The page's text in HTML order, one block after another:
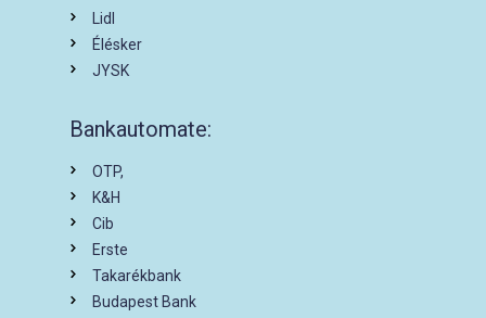
Lidl
Élésker
JYSK
Bankautomate:
OTP,
K&H
Cib
Erste
Takarékbank
Budapest Bank